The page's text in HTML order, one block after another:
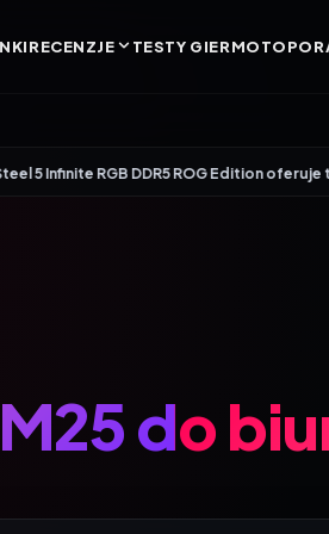
RECENZJE TESTY GIERMOTO
RGB DDR5 ROG Edition oferuje
do